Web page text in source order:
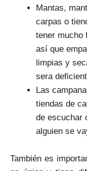
Mantas,
carpas o
tener mucho
así que
limpias y
sera
Las
tiendas de
de escuchar
alguien se
También es